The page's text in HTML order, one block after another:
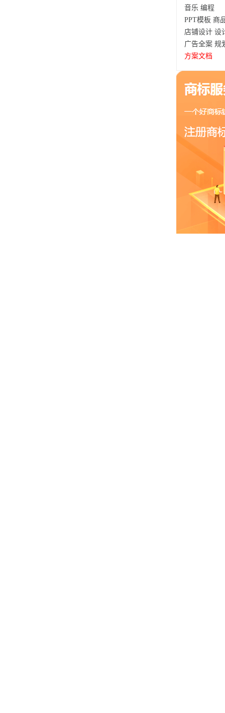
音乐 编程
PPT模板 商
店铺设计 设
广告全案 规
方案文档